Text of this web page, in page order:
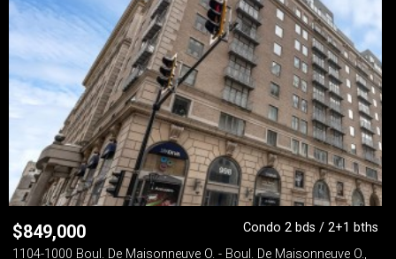
$849,000
Condo 2 bds / 2+1 bths
1104-1000 Boul. De Maisonneuve O. - Boul. De Maisonneuve O.,